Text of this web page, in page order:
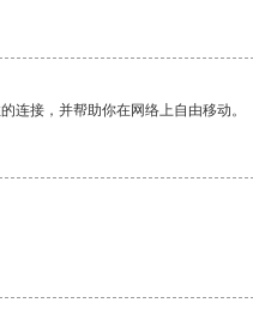
连接，并帮助你在网络上自由移动。